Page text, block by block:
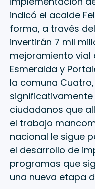
indicó el acalde
forma, a través
invertirán 7 mil
mejoramiento vial
Esmeralda y
la comuna
ciudadanos que
el trabajo
nacional le sigue
el desarrollo de
programas que
una nueva etapa